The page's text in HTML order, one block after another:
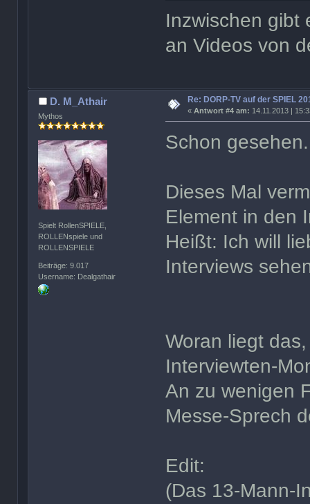
Inzwischen gibt
an Videos von
D. M_Athair
Mythos
Spielt RollenSPIELE,
ROLLENspiele und
ROLLENSPIELE
Beiträge: 9.017
Username: Dealgathair
Re: DORP-TV auf der SPIEL
«Antwort #4 am: 14.11.2013 |
Schon
Dieses Mal
Element in den
Heißt: Ich will
Interviews
Woran liegt
Interviewten-
An zu wenigen
Messe-Sprech
Edit:
(Das 13-Mann-